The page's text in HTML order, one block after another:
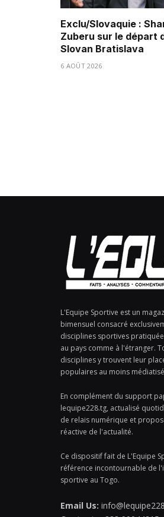
Exclu/Slovaquie :
Zuberu sur le départ
Slovan Bratislava
6 AOÛT 2026
L'Equipe Sportive est un
bimensuel consacré
disciplines sportives
au pays comme à l'étranger.
disciplines y trouvent leur
populaires au moins
En complément du support
lequipe228.tg, actualisé
de relais numérique et
réactive de l'actualité.
Ce dispositif fait de L'Equipe
référence incontournable de
sportive au Togo.
Email Us: